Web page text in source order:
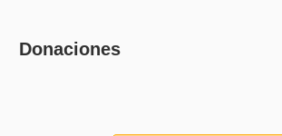
Donaciones